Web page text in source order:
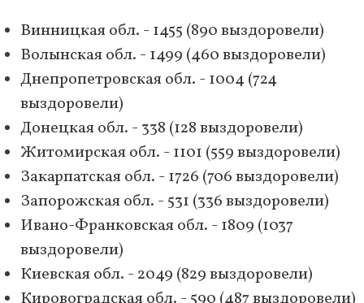
Винницкая обл. - 1455 (890 выздоровели)
Волынская обл. - 1499 (460 выздоровели)
Днепропетровская обл. - 1004 (724
выздоровели)
Донецкая обл. - 338 (128 выздоровели)
Житомирская обл. - 1101 (559 выздоровели)
Закарпатская обл. - 1726 (706 выздоровели)
Запорожская обл. - 531 (336 выздоровели)
Ивано-Франковская обл. - 1809 (1037
выздоровели)
Киевская обл. - 2049 (829 выздоровели)